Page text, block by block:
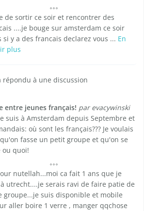
de sortir ce soir et rencontrer des
....je bouge sur amsterdam ce soir
si y a des francais declarez vous ... En
plus
répondu à une discussion
entre jeunes français! par evacywinski
suis à Amsterdam depuis Septembre et
où sont les français??? Je voulais
fasse un petit groupe et qu'on se
ou quoi!
nutellah...moi ca fait 1 ans que je
utrecht....je serais ravi de faire patie de
groupe...je suis disponible et mobile
aller boire 1 verre , manger qqchose